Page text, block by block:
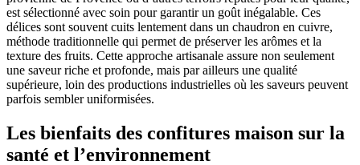
est sélectionné avec soin pour garantir un goût inégalable. Ces
délices sont souvent cuits lentement dans un chaudron en cuivre,
méthode traditionnelle qui permet de préserver les arômes et la
texture des fruits. Cette approche artisanale assure non seulement
une saveur riche et profonde, mais par ailleurs une qualité
supérieure, loin des productions industrielles où les saveurs peuvent
parfois sembler uniformisées.
Les bienfaits des confitures maison sur la
santé et l’environnement